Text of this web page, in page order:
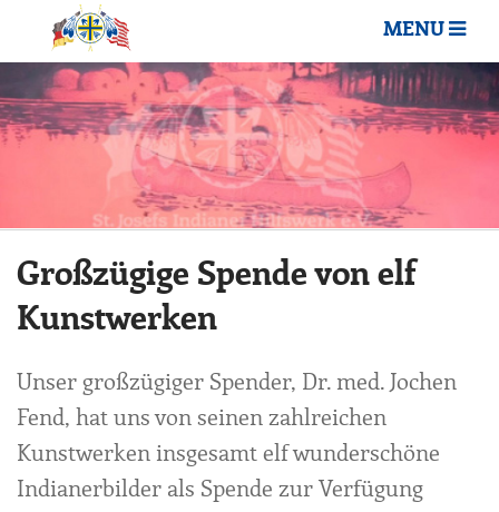
MENU
Großzügige Spende von elf
Kunstwerken
Unser großzügiger Spender, Dr. med. Jochen
Fend, hat uns von seinen zahlreichen
Kunstwerken insgesamt elf wunderschöne
Indianerbilder als Spende zur Verfügung